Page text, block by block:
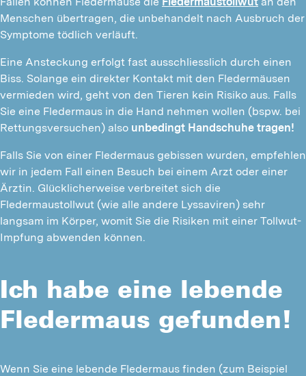
Menschen übertragen, die unbehandelt nach Ausbruch der
Symptome tödlich verläuft.
Eine Ansteckung erfolgt fast ausschliesslich durch einen
Biss. Solange ein direkter Kontakt mit den Fledermäusen
vermieden wird, geht von den Tieren kein Risiko aus. Falls
Sie eine Fledermaus in die Hand nehmen wollen (bspw. bei
Rettungsversuchen) also unbedingt Handschuhe tragen!
Falls Sie von einer Fledermaus gebissen wurden, empfehlen
wir in jedem Fall einen Besuch bei einem Arzt oder einer
Ärztin. Glücklicherweise verbreitet sich die
Fledermaustollwut (wie alle andere Lyssaviren) sehr
langsam im Körper, womit Sie die Risiken mit einer Tollwut-
Impfung abwenden können.
Ich habe eine lebende
Fledermaus gefunden!
Wenn Sie eine lebende Fledermaus finden (zum Beispiel